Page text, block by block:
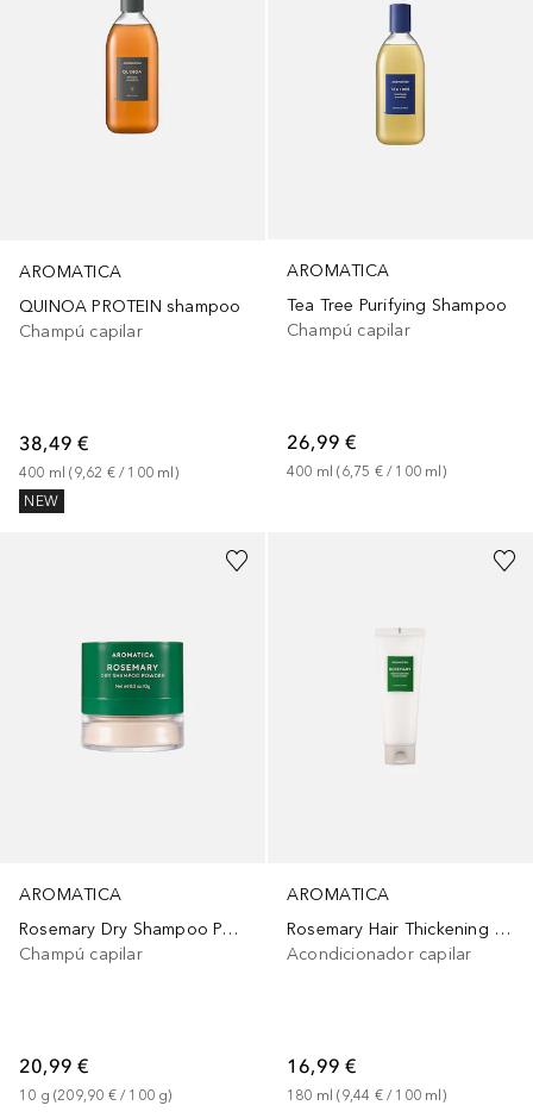
AROMATICA
QUINOA PROTEIN shampoo
Champú capilar
38,49 €
400 ml (9,62 € / 100 ml )
NEW
AROMATICA
Tea Tree Purifying Shampoo
Champú capilar
26,99 €
400 ml (6,75 € / 100 ml )
AROMATICA
Rosemary Dry Shampoo Powder
Champú capilar
20,99 €
10 g (209,90 € / 100 g)
AROMATICA
Rosemary Hair Thickening Conditioner
Acondicionador capilar
16,99 €
180 ml (9,44 € / 100 ml )